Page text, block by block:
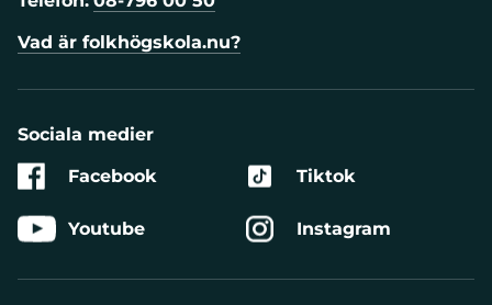
Vad är folkhögskola.nu?
Sociala medier
Facebook
Youtube
Tiktok
Instagram